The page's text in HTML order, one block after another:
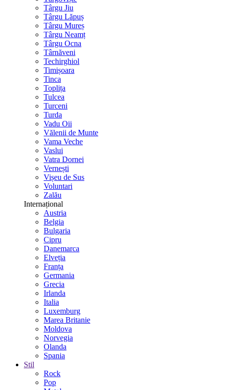
Târgu Jiu
Târgu Lăpuș
Târgu Mureș
Târgu Neamț
Târgu Ocna
Târnăveni
Techirghiol
Timișoara
Tinca
Toplița
Tulcea
Turceni
Turda
Vadu Oii
Vălenii de Munte
Vama Veche
Vaslui
Vatra Dornei
Vernești
Vișeu de Sus
Voluntari
Zalău
Internațional
Austria
Belgia
Bulgaria
Cipru
Danemarca
Elveția
Franța
Germania
Grecia
Irlanda
Italia
Luxemburg
Marea Britanie
Moldova
Norvegia
Olanda
Spania
Stil
Rock
Pop